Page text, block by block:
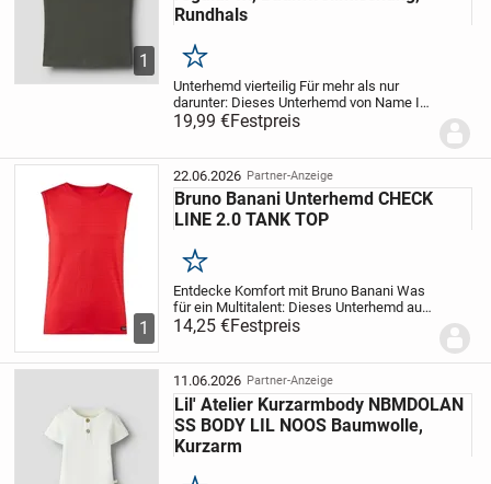
1
Rundhals
Merken
Unterhemd vierteilig Für mehr als nur
darunter: Dieses Unterhemd von Name It
ist ebenso bequem wie stilvoll. Die
Unterwäsche hat einen Rundhals-
Baumwollmischung...
19,99 €Festpreis
1
22.06.2026 Partner-Anzeige
Bruno Banani Unterhemd CHECK
LINE 2.0 TANK TOP
Merken
Entdecke Komfort mit Bruno Banani Was
für ein Multitalent: Dieses Unterhemd aus
der Serie CHECK LINE 2.0 TANK TOP von
Bruno Banani ist ebenso bequem wie
Die...
14,25 €Festpreis
11.06.2026 Partner-Anzeige
Lil' Atelier Kurzarmbody NBMDOLAN
SS BODY LIL NOOS Baumwolle,
Kurzarm